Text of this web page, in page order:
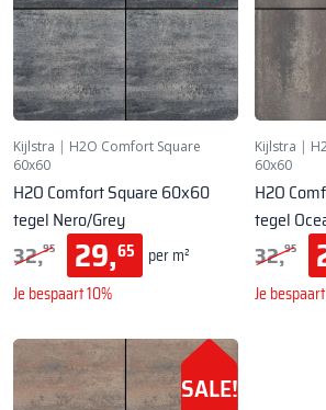
Kijlstra | H2O Comfort Square
60x60
H2O Comfort Square 60x60
tegel Nero/Grey
32,95 29,65
per m²
Je bespaart 10%
Kijlstra |
60x60
H2O
tegel
32,95
Je
SALE!